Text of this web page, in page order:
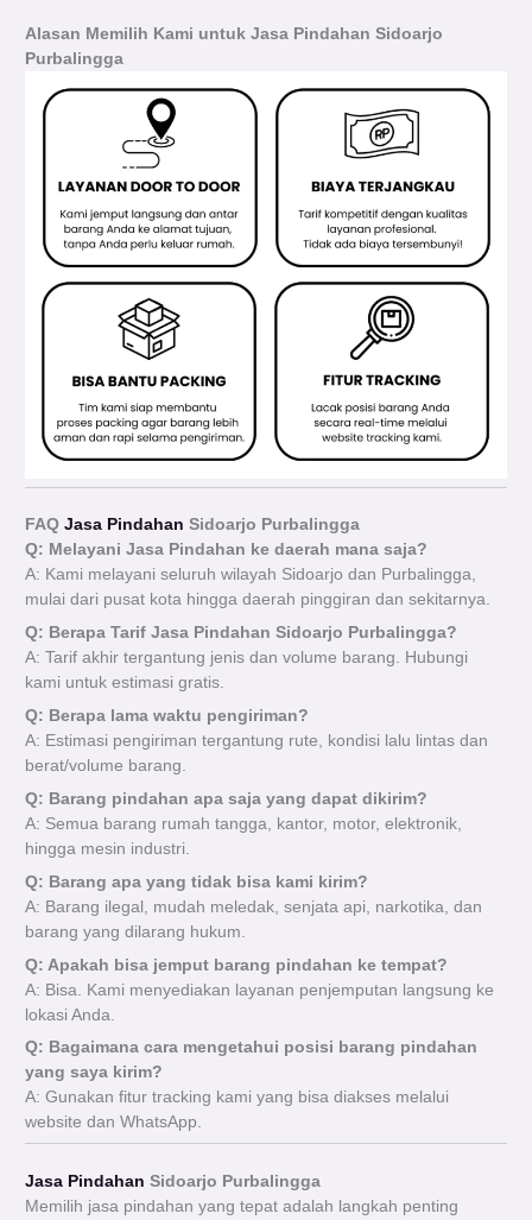
Alasan Memilih Kami untuk Jasa Pindahan Sidoarjo
Purbalingga
FAQJasa Pindahan Sidoarjo Purbalingga
Q: Melayani Jasa Pindahan ke daerah mana saja?
A: Kami melayani seluruh wilayah Sidoarjo dan Purbalingga,
mulai dari pusat kota hingga daerah pinggiran dan sekitarnya.
Q: Berapa Tarif Jasa Pindahan Sidoarjo Purbalingga?
A: Tarif akhir tergantung jenis dan volume barang. Hubungi
kami untuk estimasi gratis.
Q: Berapa lama waktu pengiriman?
A: Estimasi pengiriman tergantung rute, kondisi lalu lintas dan
berat/volume barang.
Q: Barang pindahan apa saja yang dapat dikirim?
A: Semua barang rumah tangga, kantor, motor, elektronik,
hingga mesin industri.
Q: Barang apa yang tidak bisa kami kirim?
A: Barang ilegal, mudah meledak, senjata api, narkotika, dan
barang yang dilarang hukum.
Q: Apakah bisa jemput barang pindahan ke tempat?
A: Bisa. Kami menyediakan layanan penjemputan langsung ke
lokasi Anda.
Q: Bagaimana cara mengetahui posisi barang pindahan
yang saya kirim?
A: Gunakan fitur tracking kami yang bisa diakses melalui
website dan WhatsApp.
Jasa Pindahan Sidoarjo Purbalingga
Memilih jasa pindahan yang tepat adalah langkah penting